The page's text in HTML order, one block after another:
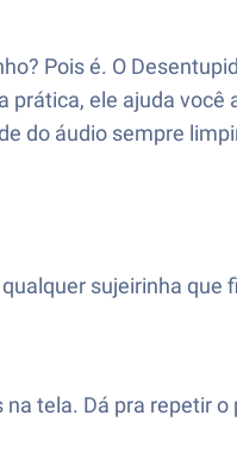
Pois é. O
ele ajuda
do áudio sempre
sujeirinha
tela. Dá pra repetir